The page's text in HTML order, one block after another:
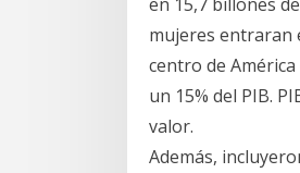
mujeres entraran
centro de
un 15% del PIB.
valor.
Además,